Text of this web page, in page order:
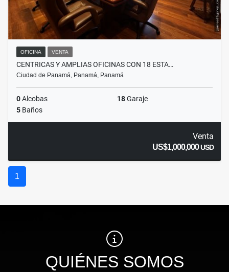
OFICINA VENTA
CENTRICAS Y AMPLIAS OFICINAS CON 18 ESTA…
Ciudad de Panamá, Panamá, Panamá
0Alcobas 18Garaje
5 Baños
Venta
US$1,000,000USD
1
QUIÉNES SOMOS